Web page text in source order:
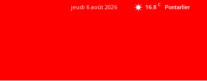
16.8 C Pontarlier
jeudi 6 août 2026